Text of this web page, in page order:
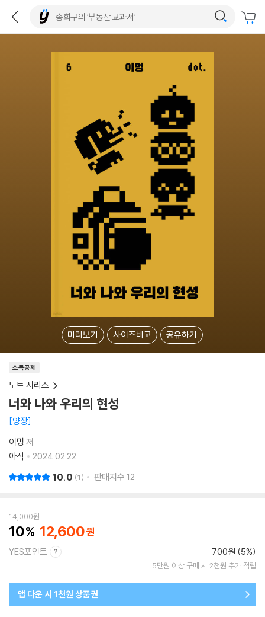
미리보기 사이즈비교 공유하기
소득공제
도트 시리즈
너와 나와 우리의 현성
양장
이멍 저
아작
2024.02.22.
10.0 1 판매지수 12
14,000원
10 12,600
YES포인트 700원 (5%)
5만원 이상 구매 시 2천원 추가 적립
앱 다운 시 1천원 상품권